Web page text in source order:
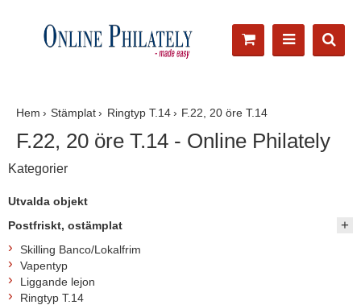
Hem Stämplat Ringtyp T.14 F.22, 20 öre T.14
F.22, 20 öre T.14 - Online Philately
Kategorier
Utvalda objekt
Postfriskt, ostämplat
Skilling Banco/Lokalfrim
Vapentyp
Liggande lejon
Ringtyp T.14